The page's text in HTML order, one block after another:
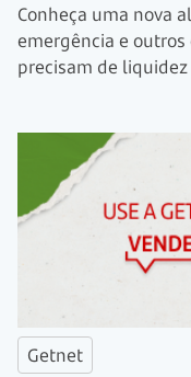
Conheça uma nova
emergência e
precisam de
Getnet